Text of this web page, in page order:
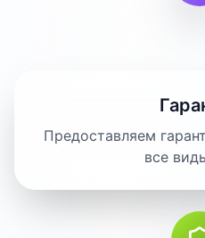
Предоставляем
все